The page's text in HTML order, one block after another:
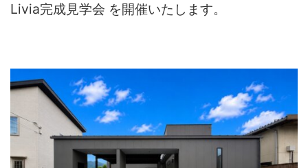
Livia完成見学会 を開催いたします。